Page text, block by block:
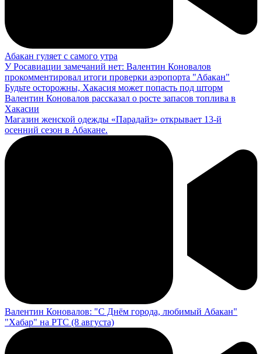
Абакан гуляет с самого утра
У Росавиации замечаний нет: Валентин Коновалов
прокомментировал итоги проверки аэропорта "Абакан"
Будьте осторожны, Хакасия может попасть под шторм
Валентин Коновалов рассказал о росте запасов топлива в
Хакасии
Магазин женской одежды «Парадайз» открывает 13-й
осенний сезон в Абакане.
Валентин Коновалов: "С Днём города, любимый Абакан"
"Хабар" на РТС (8 августа)